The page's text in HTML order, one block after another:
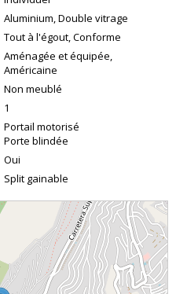
Aluminium, Double vitrage
Tout à l'égout, Conforme
Aménagée et équipée,
Américaine
Non meublé
1
Portail motorisé
Porte blindée
Oui
Split gainable